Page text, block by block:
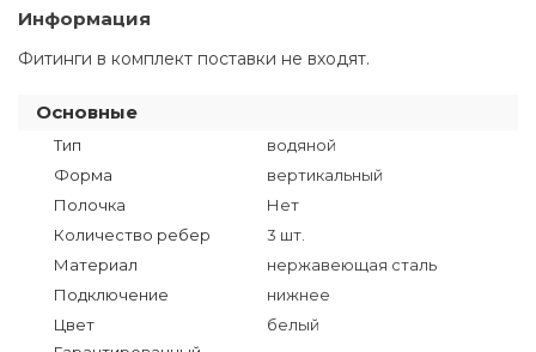
Информация
Фитинги в комплект поставки не входят.
Основные
Тип
водяной
Форма
вертикальный
Полочка
Нет
Количество ребер
3 шт.
Материал
нержавеющая сталь
Подключение
нижнее
Цвет
белый